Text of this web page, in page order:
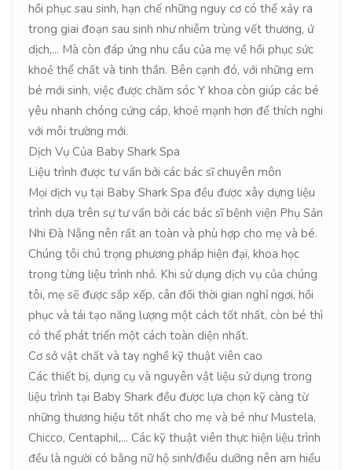
hồi phục sau sinh, hạn chế những nguy cơ có thể xảy ra
trong giai đoạn sau sinh như nhiễm trùng vết thương, ứ
dịch,... Mà còn đáp ứng nhu cầu của mẹ về hồi phục sức
khoẻ thể chất và tinh thần. Bên cạnh đó, với những em
bé mới sinh, việc được chăm sóc Y khoa còn giúp các bé
yêu nhanh chóng cứng cáp, khoẻ mạnh hơn để thích nghi
với môi trường mới.
Dịch Vụ Của Baby Shark Spa
Liệu trình được tư vấn bởi các bác sĩ chuyên môn
Mọi dịch vụ tại Baby Shark Spa đều được xây dựng liệu
trình dựa trên sự tư vấn bởi các bác sĩ bệnh viện Phụ Sản
Nhi Đà Nẵng nên rất an toàn và phù hợp cho mẹ và bé.
Chúng tôi chú trọng phương pháp hiện đại, khoa học
trong từng liệu trình nhỏ. Khi sử dụng dịch vụ của chúng
tôi, mẹ sẽ được sắp xếp, cân đối thời gian nghỉ ngơi, hồi
phục và tái tạo năng lượng một cách tốt nhất, còn bé thì
có thể phát triển một cách toàn diện nhất.
Cơ sở vật chất và tay nghề kỹ thuật viên cao
Các thiết bị, dụng cụ và nguyên vật liệu sử dụng trong
liệu trình tại Baby Shark đều được lựa chọn kỹ càng từ
những thương hiệu tốt nhất cho mẹ và bé như Mustela,
Chicco, Centaphil,... Các kỹ thuật viên thực hiện liệu trình
đều là người có bằng nữ hộ sinh/điều dưỡng nên am hiểu